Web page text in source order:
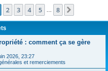
1sur8
2 3 4 5 8
: comment ça se gère
2026, 23:27
et remerciements